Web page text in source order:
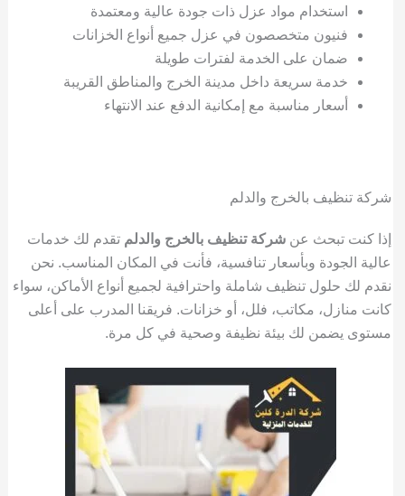
استخدام مواد عزل ذات جودة عالية ومعتمدة
فنيون متخصصون في عزل جميع أنواع الخزانات
ضمان على الخدمة لفترات طويلة
خدمة سريعة داخل مدينة الخرج والمناطق القريبة
أسعار مناسبة مع إمكانية الدفع عند الانتهاء
شركة تنظيف بالخرج والدلم
إذا كنت تبحث عن شركة تنظيف بالخرج والدلم تقدم لك خدمات
عالية الجودة وبأسعار تنافسية، فأنت في المكان المناسب. نحن
نقدم لك حلول تنظيف شاملة واحترافية لجميع أنواع الأماكن، سواء
كانت منازل، مكاتب، فلل، أو خزانات. فريقنا المدرب على أعلى
مستوى يضمن لك بيئة نظيفة وصحية في كل مرة.